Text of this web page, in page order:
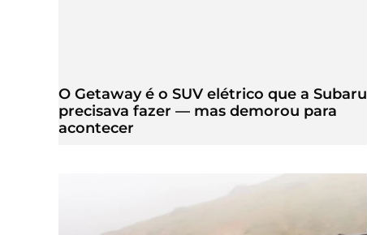
O Getaway é o SUV elétrico que a Subaru
precisava fazer — mas demorou para
acontecer